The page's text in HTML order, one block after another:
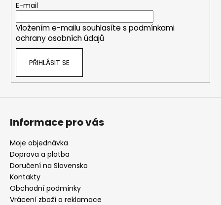
E-mail
Vložením e-mailu souhlasíte s podmínkami
ochrany osobních údajů
PŘIHLÁSIT SE
Informace pro vás
Moje objednávka
Doprava a platba
Doručení na Slovensko
Kontakty
Obchodní podmínky
Vrácení zboží a reklamace